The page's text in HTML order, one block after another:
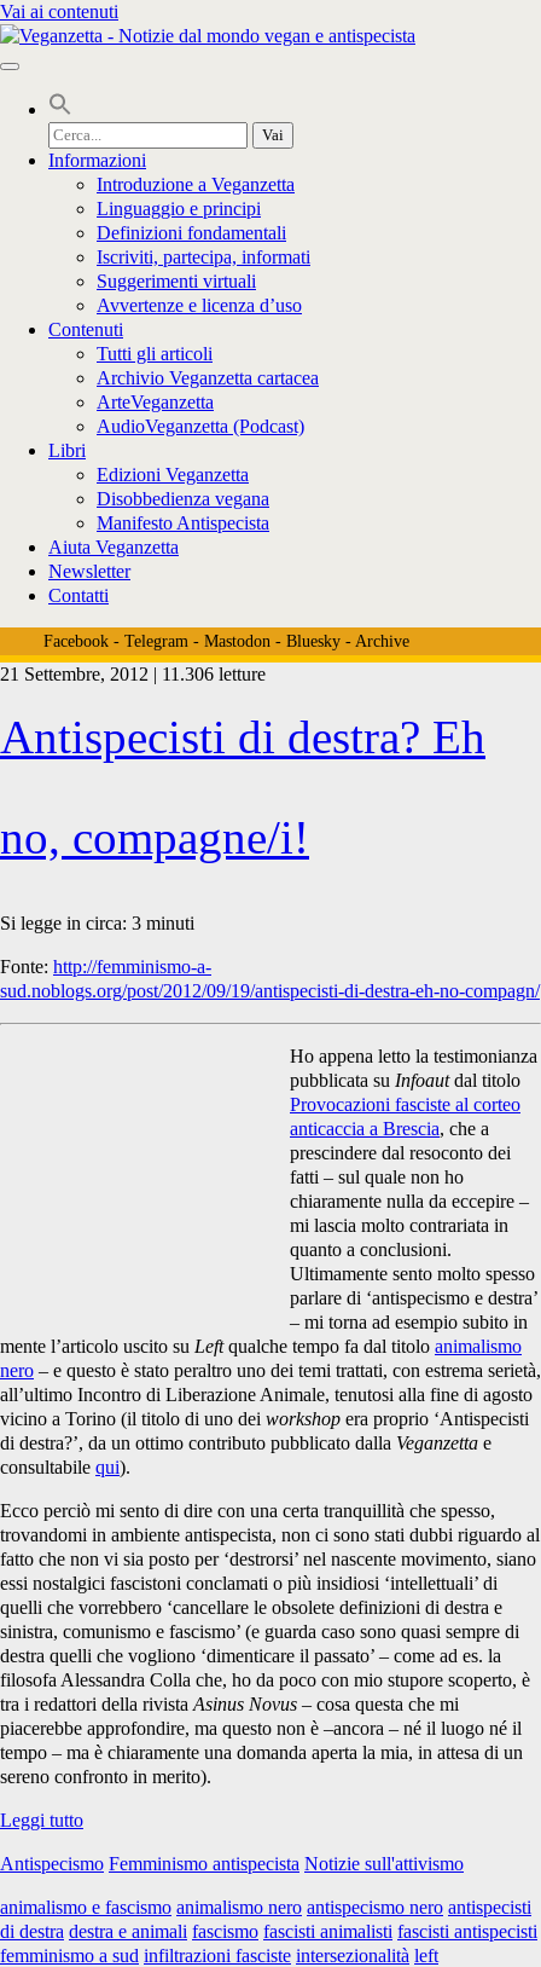
Vai ai contenuti
Cerca
per:
Informazioni
Introduzione a Veganzetta
Linguaggio e principi
Definizioni fondamentali
Iscriviti, partecipa, informati
Suggerimenti virtuali
Avvertenze e licenza d’uso
Contenuti
Tutti gli articoli
Archivio Veganzetta cartacea
ArteVeganzetta
AudioVeganzetta (Podcast)
Libri
Edizioni Veganzetta
Disobbedienza vegana
Manifesto Antispecista
Aiuta Veganzetta
Newsletter
Contatti
Facebook- Telegram- Mastodon- Bluesky- Archive
Tag:
<span>femminismo
a
sud</span>
21 Settembre, 2012 | 11.306 letture
Antispecisti di destra? Eh
no, compagne/i!
Si legge in circa: 3 minuti
Fonte: http://femminismo-a-
sud.noblogs.org/post/2012/09/19/antispecisti-di-destra-eh-no-compagn/
Ho appena letto la testimonianza
pubblicata su Infoautdal titolo
Provocazioni fasciste al corteo
anticaccia a Brescia, che a
prescindere dal resoconto dei
fatti – sul quale non ho
chiaramente nulla da eccepire –
mi lascia molto contrariata in
quanto a conclusioni.
Ultimamente sento molto spesso
parlare di ‘antispecismo e destra’
– mi torna ad esempio subito in
mente l’articolo uscito su Leftqualche tempo fa dal titolo animalismo
nero – e questo è stato peraltro uno dei temi trattati, con estrema serietà,
all’ultimo Incontro di Liberazione Animale, tenutosi alla fine di agosto
vicino a Torino (il titolo di uno dei workshop era proprio ‘Antispecisti
di destra?’, da un ottimo contributo pubblicato dalla Veganzetta e
consultabile qui).
Ecco perciò mi sento di dire con una certa tranquillità che spesso,
trovandomi in ambiente antispecista, non ci sono stati dubbi riguardo al
fatto che non vi sia posto per ‘destrorsi’ nel nascente movimento, siano
essi nostalgici fascistoni conclamati o più insidiosi ‘intellettuali’ di
quelli che vorrebbero ‘cancellare le obsolete definizioni di destra e
sinistra, comunismo e fascismo’ (e guarda caso sono quasi sempre di
destra quelli che vogliono ‘dimenticare il passato’ – come ad es. la
filosofa Alessandra Colla che, ho da poco con mio stupore scoperto, è
tra i redattori della rivista Asinus Novus – cosa questa che mi
piacerebbe approfondire, ma questo non è –ancora – né il luogo né il
tempo – ma è chiaramente una domanda aperta la mia, in attesa di un
sereno confronto in merito).
Leggi tuttoAntispecisti
destra?
no,
compagne/i!
Antispecismo Femminismo antispecista Notizie sull'attivismo
animalismo e fascismo animalismo nero antispecismo nero antispecisti
di destra destra e animali fascismo fascisti animalisti fascisti antispecisti
femminismo a sud infiltrazioni fasciste intersezionalità left